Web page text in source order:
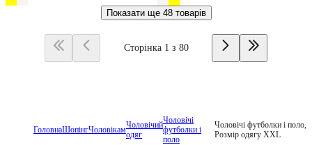
Показати ще 48 товарів
Сторінка 1 з 80
ГоловнаШопінгЧоловікамЧоловічий
одяг
Чоловічі
футболки і
поло
Чоловічі футболки і поло,
Розмір одягу XXL